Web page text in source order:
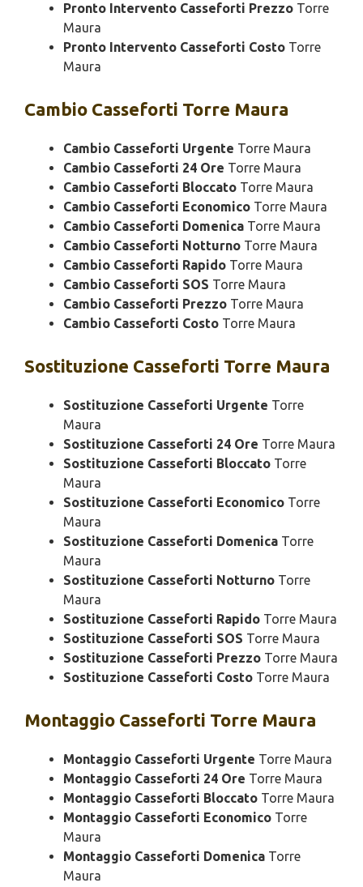
Pronto Intervento Casseforti Prezzo Torre
Maura
Pronto Intervento Casseforti Costo Torre
Maura
Cambio Casseforti Torre Maura
Cambio Casseforti Urgente Torre Maura
Cambio Casseforti 24 Ore Torre Maura
Cambio Casseforti Bloccato Torre Maura
Cambio Casseforti Economico Torre Maura
Cambio Casseforti Domenica Torre Maura
Cambio Casseforti Notturno Torre Maura
Cambio Casseforti Rapido Torre Maura
Cambio Casseforti SOS Torre Maura
Cambio Casseforti Prezzo Torre Maura
Cambio Casseforti Costo Torre Maura
Sostituzione Casseforti Torre Maura
Sostituzione Casseforti Urgente Torre
Maura
Sostituzione Casseforti 24 Ore Torre Maura
Sostituzione Casseforti Bloccato Torre
Maura
Sostituzione Casseforti Economico Torre
Maura
Sostituzione Casseforti Domenica Torre
Maura
Sostituzione Casseforti Notturno Torre
Maura
Sostituzione Casseforti Rapido Torre Maura
Sostituzione Casseforti SOS Torre Maura
Sostituzione Casseforti Prezzo Torre Maura
Sostituzione Casseforti Costo Torre Maura
Montaggio Casseforti Torre Maura
Montaggio Casseforti Urgente Torre Maura
Montaggio Casseforti 24 Ore Torre Maura
Montaggio Casseforti Bloccato Torre Maura
Montaggio Casseforti Economico Torre
Maura
Montaggio Casseforti Domenica Torre
Maura